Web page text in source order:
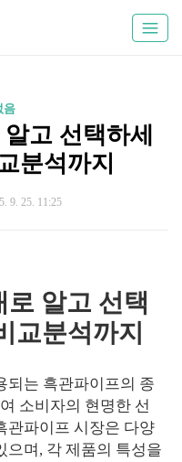
음
고 선택하세
분석까지
9. 25. 11:25
알고 선택
교분석까지
되는 흑관파이프의 종
소비자의 현명한 선
관파이프 시장은 다양
으며, 각 제품의 특성을